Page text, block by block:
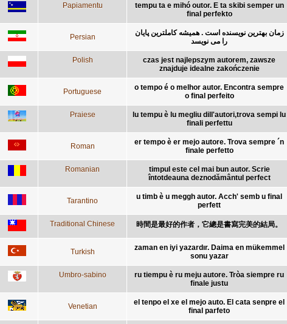
Papiamentu
tempu ta e mihó outor. E ta skibi semper un
final perfekto
Persian
زمان بهترین نویسنده است . همیشه کاملترین پایان
را می نویسد
Polish
czas jest najlepszym autorem, zawsze
znajduje idealne zakończenie
Portuguese
o tempo é o melhor autor. Encontra sempre
o final perfeito
Praiese
lu tempu è lu megliu dill'autori,trova sempi lu
finali perfettu
Roman
er tempo è er mejo autore. Trova sempre ´n
finale perfetto
Romanian
timpul este cel mai bun autor. Scrie
întotdeauna deznodământul perfect
Tarantino
u timb è u meggh autor. Acch' semb u final
perfett
Traditional Chinese 時間是最好的作者，它總是書寫完美的結局。
Turkish
zaman en iyi yazardır. Daima en mükemmel
sonu yazar
Umbro-sabino
ru tiempu è ru meju autore. Tròa siempre ru
finale justu
Venetian
el tenpo el xe el mejo auto. El cata senpre el
final parfeto